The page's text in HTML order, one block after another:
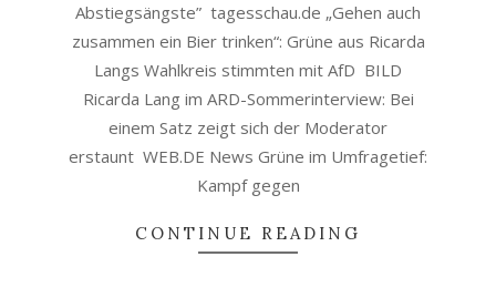
Abstiegsängste” tagesschau.de „Gehen auch
zusammen ein Bier trinken“: Grüne aus Ricarda
Langs Wahlkreis stimmten mit AfD BILD
Ricarda Lang im ARD-Sommerinterview: Bei
einem Satz zeigt sich der Moderator
erstaunt WEB.DE News Grüne im Umfragetief:
Kampf gegen
CONTINUE READING